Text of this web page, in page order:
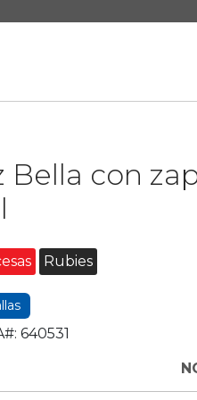
Bella con
Rubies
640531